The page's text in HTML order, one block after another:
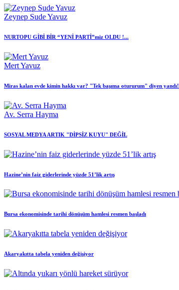
Zeynep Sude Yavuz
NURTOPU GİBİ BİR “YENİ PARTİ”miz OLDU !...
Mert Yavuz
Miras kalan evde kimin hakkı var? "Tek başıma otururum" diyen yandı!
Av. Serra Hayma
SOSYAL MEDYA ARTIK "DİPSİZ KUYU" DEĞİL
Hazine’nin faiz giderlerinde yüzde 51’lik artış
Bursa ekonomisinde tarihi dönüşüm hamlesi resmen başladı
Akaryakıtta tabela yeniden değişiyor